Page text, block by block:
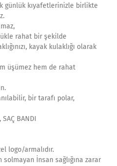
günlük kıyafetlerinizle birlikte
rahat bir şekilde
kayak kulaklığı olarak
üşümez hem de rahat
bir tarafı polar,
BANDI
logo/armalıdır.
solmayan İnsan sağlığına zarar